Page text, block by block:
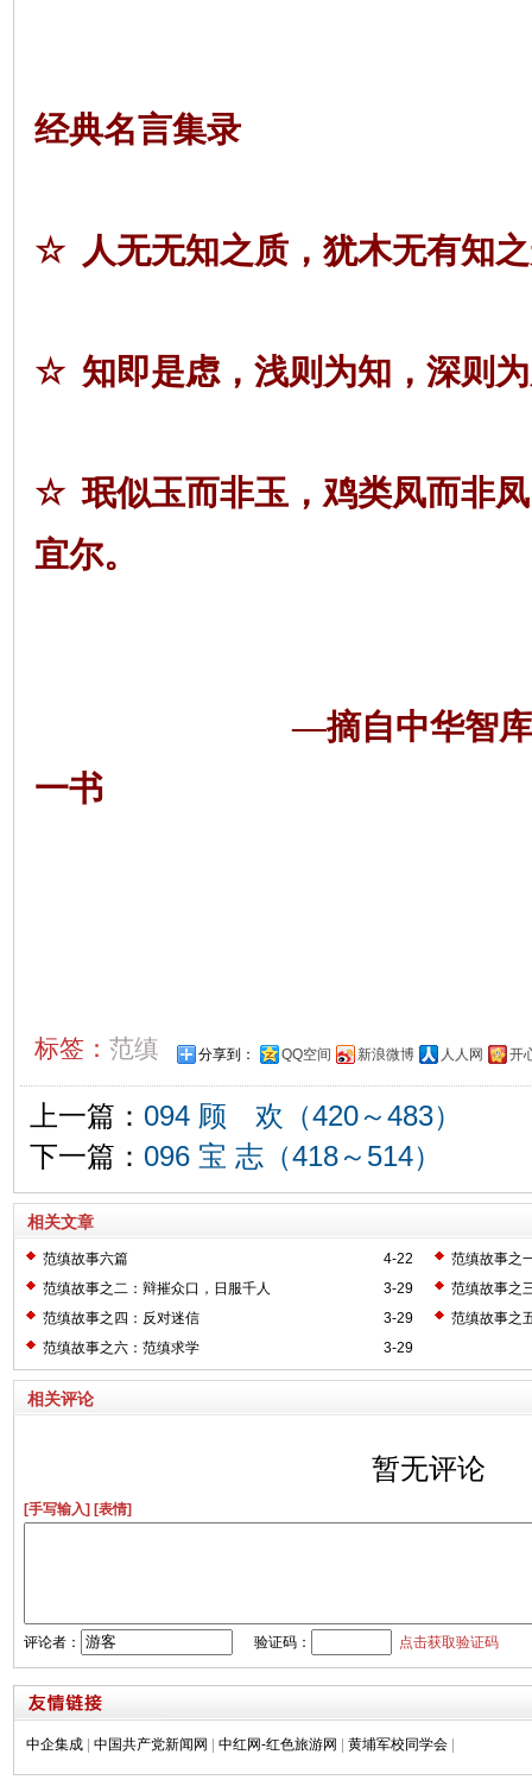
经典名言集录
☆ 人无无知之质，犹木无有知
☆ 知即是虑，浅则为知，深则
☆ 珉似玉而非玉，鸡类凤而非
宜尔。
—摘自中华智
一书
标签： 范缜 分享到： QQ空间 新浪微博 人人网 开
上一篇： 094 顾 欢（420～483）
下一篇： 096 宝 志（418～514）
相关文章
4-22
范缜故事六篇
范缜故事之
3-29
范缜故事之二：辩摧众口，日服千人
范缜故事之
3-29
范缜故事之四：反对迷信
范缜故事之
3-29
范缜故事之六：范缜求学
相关评论
暂无评论
[手写输入] [表情]
评论者： 验证码： 点击获取验证码
中企集成 中国共产党新闻网 中红网-红色旅游网 黄埔军校同学会